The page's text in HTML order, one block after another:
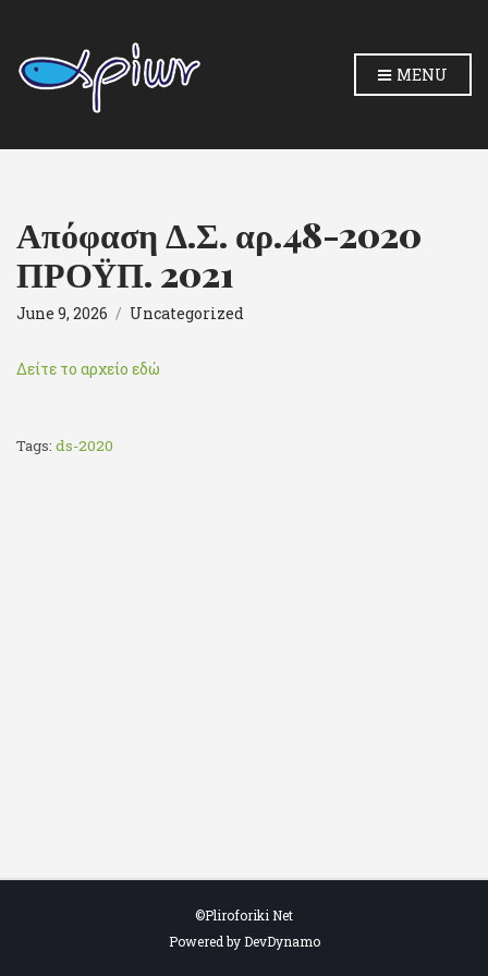
MENU
Απόφαση Δ.Σ. αρ.48-2020
ΠΡΟΫΠ. 2021
June 9, 2026 Uncategorized
Δείτε το αρχείο εδώ
Tags: ds-2020
©Pliroforiki Net
Powered by DevDynamo